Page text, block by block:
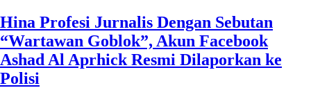
Hina Profesi Jurnalis Dengan Sebutan
“Wartawan Goblok”, Akun Facebook
Ashad Al Aprhick Resmi Dilaporkan ke
Polisi